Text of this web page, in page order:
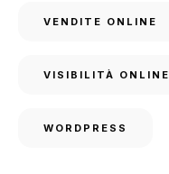
VENDITE ONLINE
VISIBILITÀ ONLINE
WORDPRESS